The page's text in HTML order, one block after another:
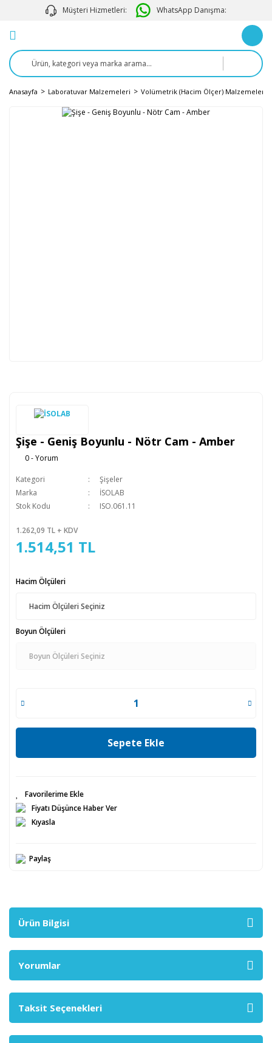
Müşteri Hizmetleri: WhatsApp Danışma:
Anasayfa Laboratuvar Malzemeleri Volümetrik (Hacim Ölçer) Malzemeler
Şişe - Geniş Boyunlu - Nötr Cam - Amber
0 - Yorum
Kategori
Şişeler
Marka
İSOLAB
Stok Kodu
ISO.061.11
1.262,09 TL + KDV
1.514,51 TL
Hacim Ölçüleri
Boyun Ölçüleri
Sepete Ekle
Fiyatı Düşünce Haber Ver
Kıyasla
Paylaş
Ürün Bilgisi
Yorumlar
Taksit Seçenekleri